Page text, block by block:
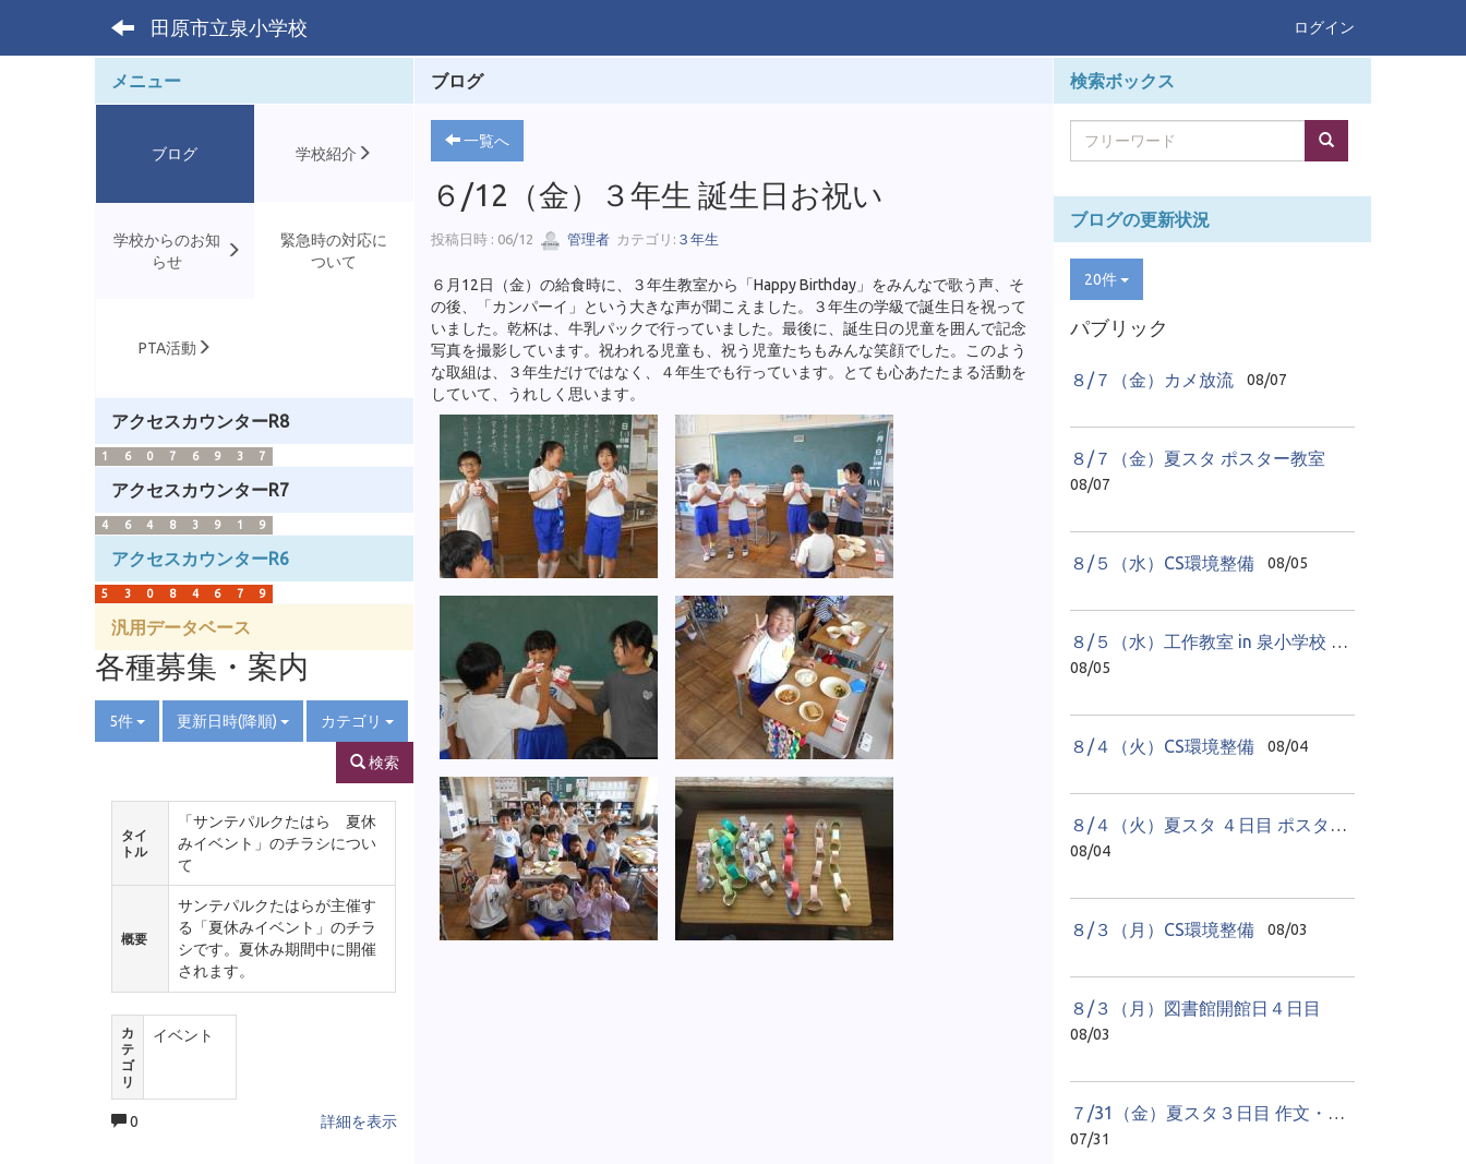
田原市立泉小学校 ログイン
ブログ
一覧へ
６/12（金）３年生 誕生日お祝い
投稿日時 : 06/12 管理者カテゴリ: ３年生
６月12日（金）の給食時に、３年生教室から「Happy Birthday」をみんなで歌う声、そ
の後、「カンパーイ」という大きな声が聞こえました。３年生の学級で誕生日を祝って
いました。乾杯は、牛乳パックで行っていました。最後に、誕生日の児童を囲んで記念
写真を撮影しています。祝われる児童も、祝う児童たちもみんな笑顔でした。このよう
な取組は、３年生だけではなく、４年生でも行っています。とても心あたたまる活動を
していて、うれしく思います。
メニュー
ブログ 学校紹介
学校からのお知
らせ
緊急時の対応に
ついて
PTA活動
アクセスカウンターR8
1 6 0 7 6 9 3 7
アクセスカウンターR7
4 6 4 8 3 9 1 9
アクセスカウンターR6
5 3 0 8 4 6 7 9
汎用データベース
各種募集・案内
5件 更新日時(降順) カテゴリ
検索
タイ
トル
「サンテパルクたはら 夏休
みイベント」のチラシについ
て
概要
サンテパルクたはらが主催す
る「夏休みイベント」のチラ
シです。夏休み期間中に開催
されます。
カ
テ
ゴ
リ
イベント
0 詳細を表示
検索ボックス
ブログの更新状況
20件
パブリック
８/７（金）カメ放流 08/07
８/７（金）夏スタ ポスター教室
08/07
８/５（水）CS環境整備 08/05
８/５（水）工作教室 in 泉小学校 ２日目
08/05
８/４（火）CS環境整備 08/04
８/４（火）夏スタ ４日目 ポスター教室
08/04
８/３（月）CS環境整備 08/03
８/３（月）図書館開館日４日目
08/03
７/31（金）夏スタ３日目 作文・感想文教室
07/31